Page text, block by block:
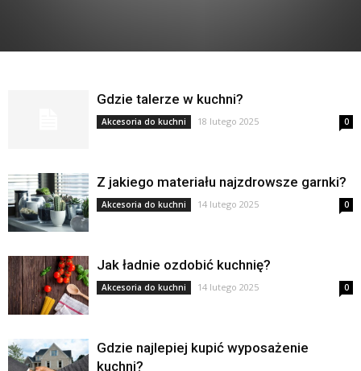
Gdzie talerze w kuchni?
Akcesoria do kuchni 18 lutego 2025 0
Z jakiego materiału najzdrowsze garnki?
Akcesoria do kuchni 14 lutego 2025 0
Jak ładnie ozdobić kuchnię?
Akcesoria do kuchni 14 lutego 2025 0
Gdzie najlepiej kupić wyposażenie
kuchni?